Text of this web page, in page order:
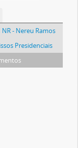
NR - Nereu Ramos
Presidenciais